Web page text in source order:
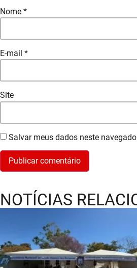
Nome *
E-mail *
Site
Salvar meus dados neste
NOTÍCIAS